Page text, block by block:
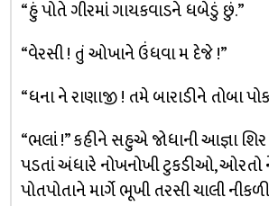
“હું પોતે ગીરમાં ગાયકવાડને ધબેડું છું.”
“વેરસી ! તું ઓખાને ઉંધવા મ દેજે !”
“ધના ને રાણાજી ! તમે બારાડીને તોબા
“ભલાં !” કહીને સહુએ જોધાની આજ્ઞા શિર
પડતાં અંધારે નોખનોખી ટુકડીઓ, ઓરતો
પોતપોતાને માર્ગે ભૂખી તરસી ચાલી